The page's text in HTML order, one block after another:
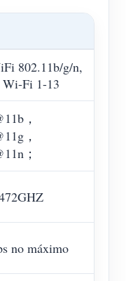
802.11b/g/n,
Wi-Fi 1-13
，
，
；
no máximo